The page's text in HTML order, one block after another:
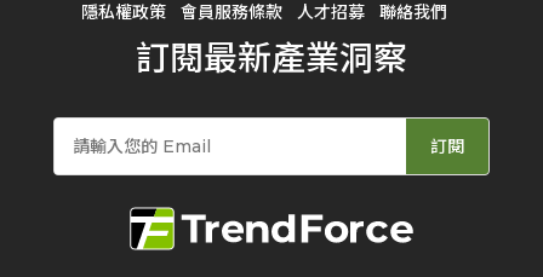
隱私權政策
會員服務條款 人才招募 聯絡我們
訂閱最新產業洞察
訂閱